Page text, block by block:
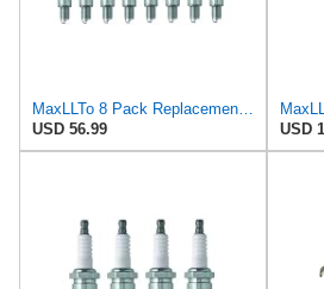
MaxLLTo 8 Pack Replacement 4268 V-Power Spark Plug for Bosch 7514 7523 7923 WR10LCV WR8DPY WR9DCY
USD 56.99
USD